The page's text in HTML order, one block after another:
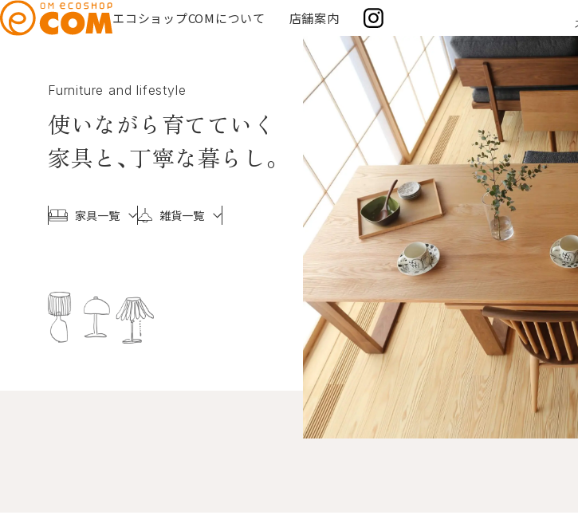
エコショップCOMについて 店舗案内
Furniture and lifestyle
使いながら育てていく
家具と、丁寧な暮らし。
家具一覧 雑貨一覧